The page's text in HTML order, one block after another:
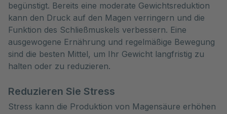
begünstigt. Bereits eine moderate Gewichtsreduktion
kann den Druck auf den Magen verringern und die
Funktion des Schließmuskels verbessern. Eine
ausgewogene Ernährung und regelmäßige Bewegung
sind die besten Mittel, um Ihr Gewicht langfristig zu
halten oder zu reduzieren.
Reduzieren Sie Stress
Stress kann die Produktion von Magensäure erhöhen